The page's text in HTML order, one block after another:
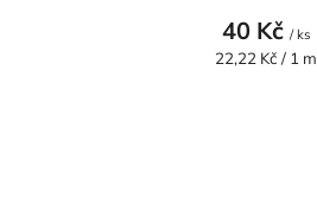
40 Kč / ks
Měrná
22,22 Kč / 1 m